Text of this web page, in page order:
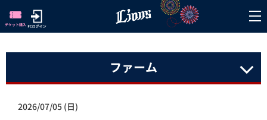
ファーム
2026/07/05 (日)